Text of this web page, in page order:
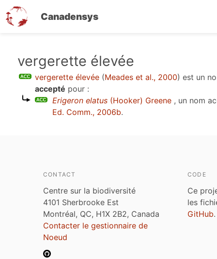
Canadensys
contenu
vergerette élevée
vergerette élevée (Meades et al., 2000) est un
accepté pour :
Erigeron elatus (Hooker) Greene , un nom
Ed. Comm., 2006b.
CONTACT
Centre sur la biodiversité
4101 Sherbrooke Est
Montréal, QC, H1X 2B2, Canada
Contacter le gestionnaire de
Noeud
CODE
Ce
les
GitHub.